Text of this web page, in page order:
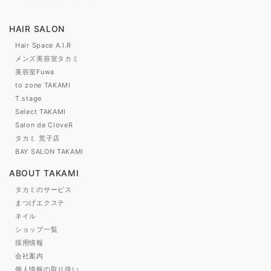
HAIR SALON
Hair Space A.I.R
メンズ美容室タカミ
美容室Fuwa
to zone TAKAMI
T.stage
Select TAKAMI
Salon de CloveR
タカミ 荒子店
BAY SALON TAKAMI
ABOUT TAKAMI
タカミのサービス
まつげエクステ
ネイル
ショップ一覧
採用情報
会社案内
個人情報の取り扱い